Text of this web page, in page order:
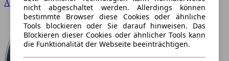
Audi
nicht abgeschaltet werden. Allerdings können
bestimmte Browser diese Cookies oder ähnliche
Tools blockieren oder Sie darauf hinweisen. Das
Blockieren dieser Cookies oder ähnlicher Tools kann
die Funktionalität der Webseite beeinträchtigen.